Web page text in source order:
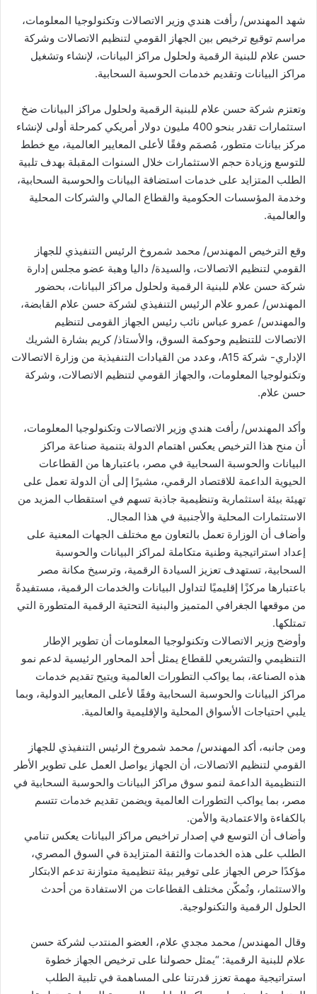
شهد المهندس/ رأفت هندي وزير الاتصالات وتكنولوجيا المعلومات،
مراسم توقيع ترخيص بين الجهاز القومي لتنظيم الاتصالات وشركة
حسن علام للبنية الرقمية ولحلول مراكز البيانات، لإنشاء وتشغيل
مراكز البيانات وتقديم خدمات الحوسبة السحابية.
وتعتزم شركة حسن علام للبنية الرقمية ولحلول مراكز البيانات ضخ
استثمارات تقدر بنحو 400 مليون دولار أمريكي كمرحلة أولى لإنشاء
مركز بيانات متطور، مُصمَم وفقًا لأعلى المعايير العالمية، مع خطط
للتوسع وزيادة حجم الاستثمارات خلال السنوات المقبلة بهدف تلبية
الطلب المتزايد على خدمات استضافة البيانات والحوسبة السحابية،
وخدمة المؤسسات الحكومية والقطاع المالي والشركات المحلية
والعالمية.
وقع الترخيص المهندس/ محمد شمروخ الرئيس التنفيذي للجهاز
القومي لتنظيم الاتصالات، والسيدة/ داليا وهبة عضو مجلس إدارة
شركة حسن علام للبنية الرقمية ولحلول مراكز البيانات، بحضور
المهندس/ عمرو علام الرئيس التنفيذي لشركة حسن علام القابضة،
والمهندس/ عمرو عباس نائب رئيس الجهاز القومى لتنظيم
الاتصالات للتنظيم وحوكمة السوق، والأستاذ/ كريم بشارة الشريك
الإداري- شركة A15، وعدد من القيادات التنفيذية من وزارة الاتصالات
وتكنولوجيا المعلومات، والجهاز القومي لتنظيم الاتصالات، وشركة
حسن علام.
وأكد المهندس/ رأفت هندي وزير الاتصالات وتكنولوجيا المعلومات،
أن منح هذا الترخيص يعكس اهتمام الدولة بتنمية صناعة مراكز
البيانات والحوسبة السحابية في مصر، باعتبارها من القطاعات
الحيوية الداعمة للاقتصاد الرقمي، مشيرًا إلى أن الدولة تعمل على
تهيئة بيئة استثمارية وتنظيمية جاذبة تسهم في استقطاب المزيد من
الاستثمارات المحلية والأجنبية في هذا المجال.
وأضاف أن الوزارة تعمل بالتعاون مع مختلف الجهات المعنية على
إعداد استراتيجية وطنية متكاملة لمراكز البيانات والحوسبة
السحابية، تستهدف تعزيز السيادة الرقمية، وترسيخ مكانة مصر
باعتبارها مركزًا إقليميًا لتداول البيانات والخدمات الرقمية، مستفيدةً
من موقعها الجغرافي المتميز والبنية التحتية الرقمية المتطورة التي
تمتلكها.
وأوضح وزير الاتصالات وتكنولوجيا المعلومات أن تطوير الإطار
التنظيمي والتشريعي للقطاع يمثل أحد المحاور الرئيسية لدعم نمو
هذه الصناعة، بما يواكب التطورات العالمية ويتيح تقديم خدمات
مراكز البيانات والحوسبة السحابية وفقًا لأعلى المعايير الدولية، وبما
يلبي احتياجات الأسواق المحلية والإقليمية والعالمية.
ومن جانبه، أكد المهندس/ محمد شمروخ الرئيس التنفيذي للجهاز
القومي لتنظيم الاتصالات، أن الجهاز يواصل العمل على تطوير الأطر
التنظيمية الداعمة لنمو سوق مراكز البيانات والحوسبة السحابية في
مصر، بما يواكب التطورات العالمية ويضمن تقديم خدمات تتسم
بالكفاءة والاعتمادية والأمن.
وأضاف أن التوسع في إصدار تراخيص مراكز البيانات يعكس تنامي
الطلب على هذه الخدمات والثقة المتزايدة في السوق المصري،
مؤكدًا حرص الجهاز على توفير بيئة تنظيمية متوازنة تدعم الابتكار
والاستثمار، وتُمكّن مختلف القطاعات من الاستفادة من أحدث
الحلول الرقمية والتكنولوجية.
وقال المهندس/ محمد مجدي علام، العضو المنتدب لشركة حسن
علام للبنية الرقمية: “يمثل حصولنا على ترخيص الجهاز خطوة
استراتيجية مهمة تعزز قدرتنا على المساهمة في تلبية الطلب